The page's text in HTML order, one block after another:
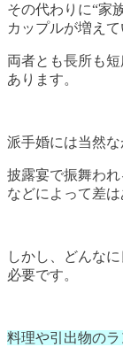
その代わりに“家
カップルが増えて
両者とも長所も
あります。
派手婚には当然な
披露宴で振舞わ
などによって差は
しかし、どんな
必要です。
料理や引出物の